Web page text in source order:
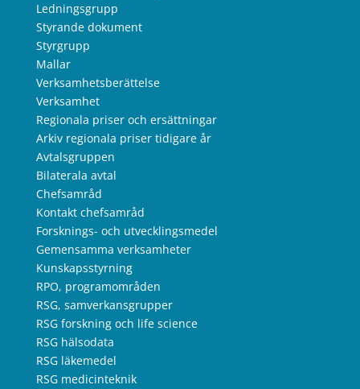
Ledningsgrupp
Styrande dokument
Styrgrupp
Mallar
Verksamhetsberättelse
Verksamhet
Regionala priser och ersättningar
Arkiv regionala priser tidigare år
Avtalsgruppen
Bilaterala avtal
Chefsamråd
Kontakt chefsamråd
Forsknings- och utvecklingsmedel
Gemensamma verksamheter
Kunskapsstyrning
RPO, programområden
RSG, samverkansgrupper
RSG forskning och life science
RSG hälsodata
RSG läkemedel
RSG medicinteknik